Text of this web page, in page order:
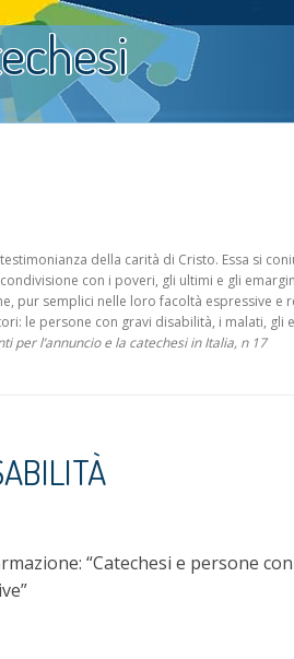
della carità di Cristo. Essa si
con i poveri, gli ultimi e gli
pur semplici nelle loro facoltà espressive e
le persone con gravi disabilità, i malati, gli
per l’annuncio e la catechesi in Italia, n 17
“Catechesi e persone